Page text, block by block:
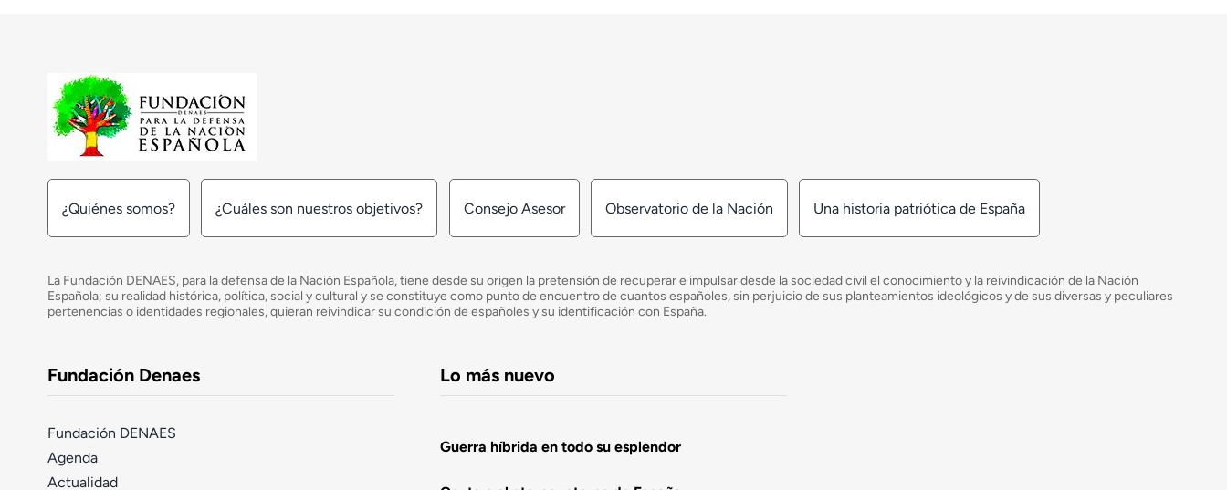
¿Quiénes somos? ¿Cuáles son nuestros objetivos? Consejo Asesor Observatorio de la Nación Una historia patriótica de España
La Fundación DENAES, para la defensa de la Nación Española, tiene desde su origen la pretensión de recuperar e impulsar desde la sociedad civil el conocimiento y la reivindicación de la Nación
Española; su realidad histórica, política, social y cultural y se constituye como punto de encuentro de cuantos españoles, sin perjuicio de sus planteamientos ideológicos y de sus diversas y peculiares
pertenencias o identidades regionales, quieran reivindicar su condición de españoles y su identificación con España.
Fundación Denaes
Fundación DENAES
Agenda
Actualidad
Lo más nuevo
Guerra híbrida en todo su esplendor